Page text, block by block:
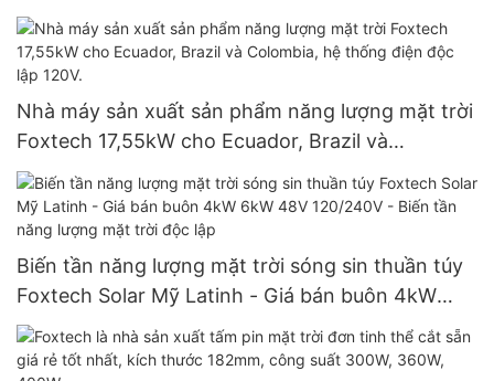
watt, 630 watt, 650 watt, dạng module hai mặt.
Nhà máy sản xuất sản phẩm năng lượng mặt trời
Foxtech 17,55kW cho Ecuador, Brazil và
Colombia, hệ thống điện độc lập 120V.
Biến tần năng lượng mặt trời sóng sin thuần túy
Foxtech Solar Mỹ Latinh - Giá bán buôn 4kW
6kW 48V 120/240V - Biến tần năng lượng mặt
trời độc lập